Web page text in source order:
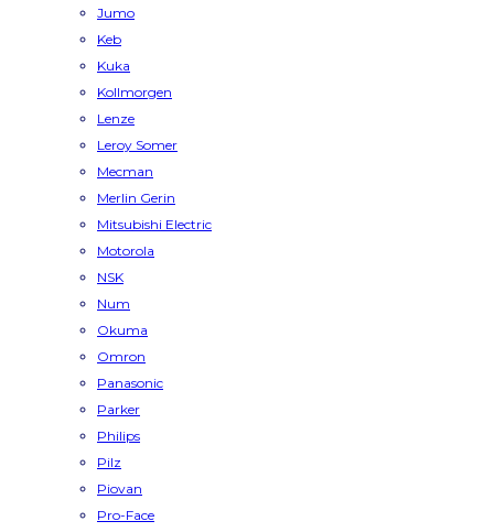
Jumo
Keb
Kuka
Kollmorgen
Lenze
Leroy Somer
Mecman
Merlin Gerin
Mitsubishi Electric
Motorola
NSK
Num
Okuma
Omron
Panasonic
Parker
Philips
Pilz
Piovan
Pro-Face